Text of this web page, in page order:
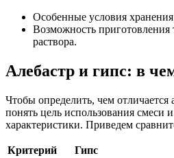
Особенные условия
Возможность
раствора.
Алебастр и гипс: в
Чтобы определить, чем отличается
понять цель использования смеси
характеристики. Приведем
Критерий Гипс